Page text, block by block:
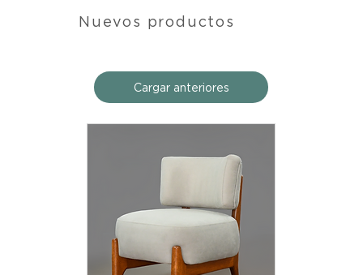
Nuevos productos
Cargar anteriores